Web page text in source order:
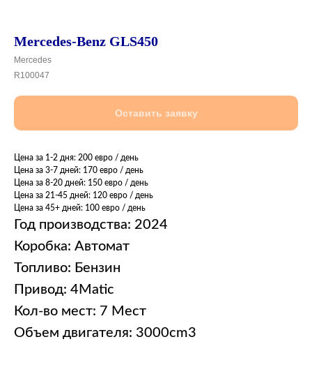
Mercedes-Benz GLS450
Mercedes
R100047
Оставить заявку
Цена за 1-2 дня: 200 евро / день
Цена за 3-7 дней: 170 евро / день
Цена за 8-20 дней: 150 евро / день
Цена за 21-45 дней: 120 евро / день
Цена за 45+ дней: 100 евро / день
Год производства: 2024
Коробка: Автомат
Топливо: Бензин
Привод: 4Matic
Кол-во мест: 7 Мест
Объем двигателя: 3000cm3